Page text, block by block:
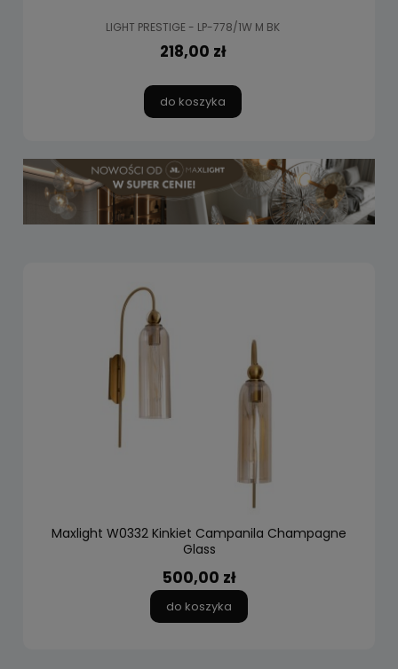
LIGHT PRESTIGE - LP-778/1W M BK
218,00 zł
do koszyka
Maxlight W0332 Kinkiet Campanila Champagne
Glass
500,00 zł
do koszyka